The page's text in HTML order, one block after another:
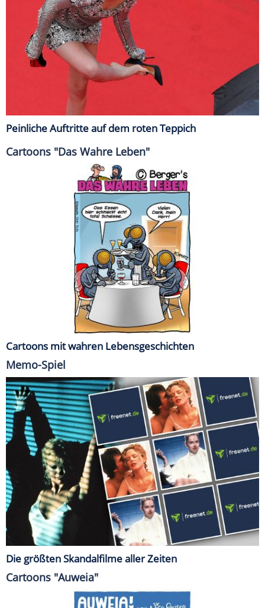
Peinliche Auftritte auf dem roten Teppich
Cartoons "Das Wahre Leben"
Cartoons mit wahren Lebensgeschichten
Memo-Spiel
Die größten Skandalfilme aller Zeiten
Cartoons "Auweia"